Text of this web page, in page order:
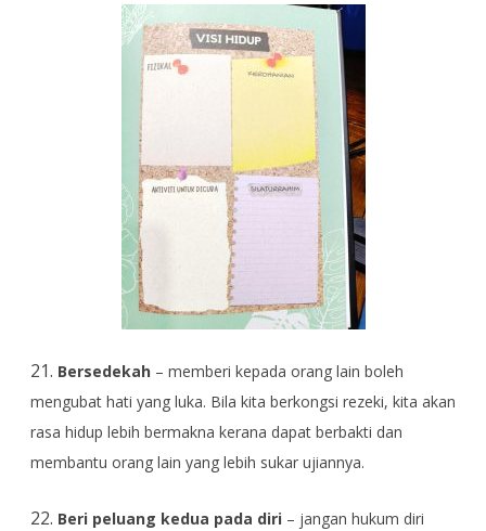
21. Bersedekah – memberi kepada orang lain boleh
mengubat hati yang luka. Bila kita berkongsi rezeki, kita akan
rasa hidup lebih bermakna kerana dapat berbakti dan
membantu orang lain yang lebih sukar ujiannya.
22. Beri peluang kedua pada diri – jangan hukum diri